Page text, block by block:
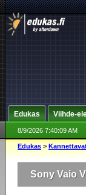
Edukas Viihde-
8/9/2026 7:40:09 AM
Edukas >
Sony Vaio